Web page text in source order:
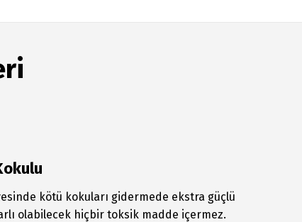
kötü kokuları gidermede ekstra güçlü
olabilecek hiçbir toksik madde içermez.